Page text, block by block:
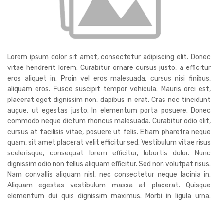
Lorem ipsum dolor sit amet, consectetur adipiscing elit. Donec
vitae hendrerit lorem. Curabitur ornare cursus justo, a efficitur
eros aliquet in. Proin vel eros malesuada, cursus nisi finibus,
aliquam eros. Fusce suscipit tempor vehicula. Mauris orci est,
placerat eget dignissim non, dapibus in erat. Cras nec tincidunt
augue, ut egestas justo. In elementum porta posuere. Donec
commodo neque dictum rhoncus malesuada. Curabitur odio elit,
cursus at facilisis vitae, posuere ut felis. Etiam pharetra neque
quam, sit amet placerat velit efficitur sed. Vestibulum vitae risus
scelerisque, consequat lorem efficitur, lobortis dolor. Nunc
dignissim odio non tellus aliquam efficitur. Sed non volutpat risus.
Nam convallis aliquam nisl, nec consectetur neque lacinia in.
Aliquam egestas vestibulum massa at placerat. Quisque
elementum dui quis dignissim maximus. Morbi in ligula urna.